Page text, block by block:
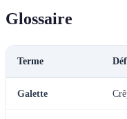
Glossaire
Terme
Galette